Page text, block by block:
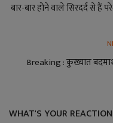
बार-बार होने वाले सिरदर्द से हैं
Breaking : कुख्यात
WHAT'S YOUR